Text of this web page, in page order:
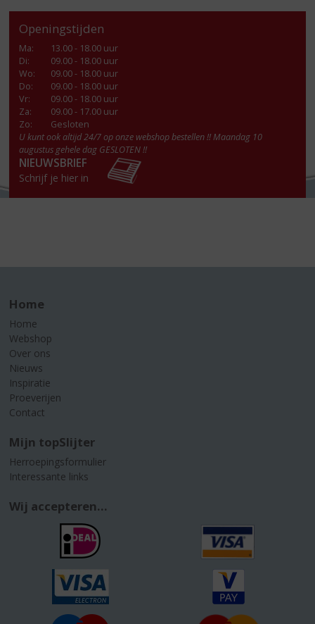
Openingstijden
Ma:
13.00 - 18.00 uur
Di:
09.00 - 18.00 uur
Wo:
09.00 - 18.00 uur
Do:
09.00 - 18.00 uur
Vr:
09.00 - 18.00 uur
Za:
09.00 - 17.00 uur
Zo:
Gesloten
U kunt ook altijd 24/7 op onze webshop bestellen !! Maandag 10
augustus gehele dag GESLOTEN !!
NIEUWSBRIEF
Schrijf je hier in
Home
Home
Webshop
Over ons
Nieuws
Inspiratie
Proeverijen
Contact
Mijn topSlijter
Herroepingsformulier
Interessante links
Wij accepteren...